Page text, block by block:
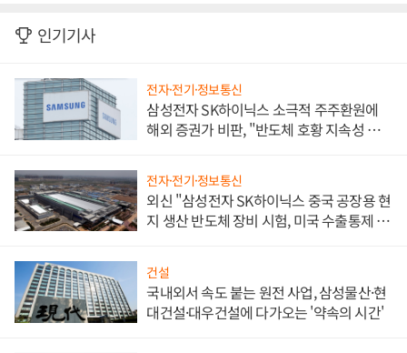
인기기사
전자·전기·정보통신
삼성전자 SK하이닉스 소극적 주주환원에
해외 증권가 비판, "반도체 호황 지속성 의
전자·전기·정보통신
외신 "삼성전자 SK하이닉스 중국 공장용 현
지 생산 반도체 장비 시험, 미국 수출통제 대
건설
국내외서 속도 붙는 원전 사업, 삼성물산·현
대건설·대우건설에 다가오는 '약속의 시간'